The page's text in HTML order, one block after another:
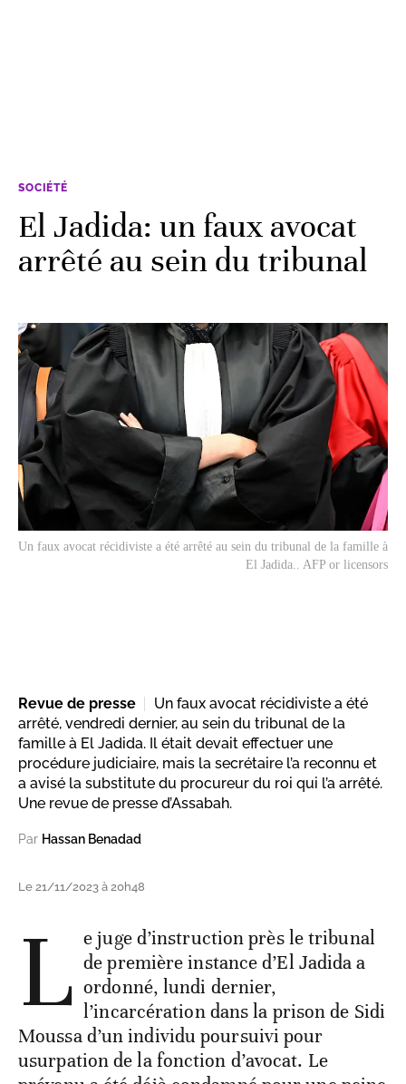
SOCIÉTÉ
El Jadida: un faux avocat
arrêté au sein du tribunal
Un faux avocat récidiviste a été arrêté au sein du tribunal de la famille à
El Jadida.. AFP or licensors
Revue de presse
Un faux avocat récidiviste a été
arrêté, vendredi dernier, au sein du tribunal de la
famille à El Jadida. Il était devait effectuer une
procédure judiciaire, mais la secrétaire l’a reconnu et
a avisé la substitute du procureur du roi qui l’a arrêté.
Une revue de presse d’Assabah.
Par Hassan Benadad
Le 21/11/2023 à 20h48
L e juge d’instruction près le tribunal
de première instance d’El Jadida a
ordonné, lundi dernier,
l’incarcération dans la prison de Sidi
Moussa d’un individu poursuivi pour
usurpation de la fonction d’avocat. Le